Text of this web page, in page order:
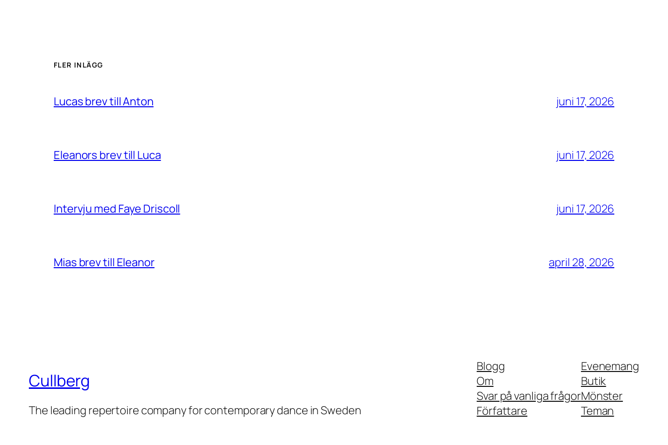
FLER INLÄGG
Lucas brev till Anton juni 17, 2026
Eleanors brev till Luca juni 17, 2026
Intervju med Faye Driscoll juni 17, 2026
Mias brev till Eleanor april 28, 2026
Cullberg
The leading repertoire company for contemporary dance in Sweden
Blogg
Om
Svar på vanliga frågor
Författare
Evenemang
Butik
Mönster
Teman